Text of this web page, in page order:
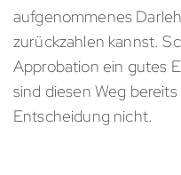
aufgenommenes
zurückzahlen kannst.
Approbation ein gutes
sind diesen Weg
Entscheidung nicht.